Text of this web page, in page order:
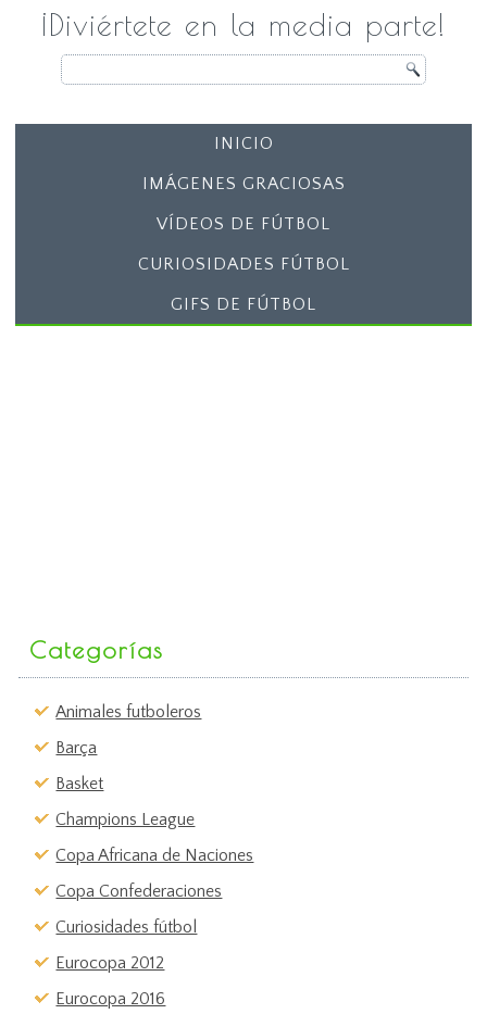
¡Diviértete en la media parte!
INICIO
IMÁGENES GRACIOSAS
VÍDEOS DE FÚTBOL
CURIOSIDADES FÚTBOL
GIFS DE FÚTBOL
Categorías
Animales futboleros
Barça
Basket
Champions League
Copa Africana de Naciones
Copa Confederaciones
Curiosidades fútbol
Eurocopa 2012
Eurocopa 2016